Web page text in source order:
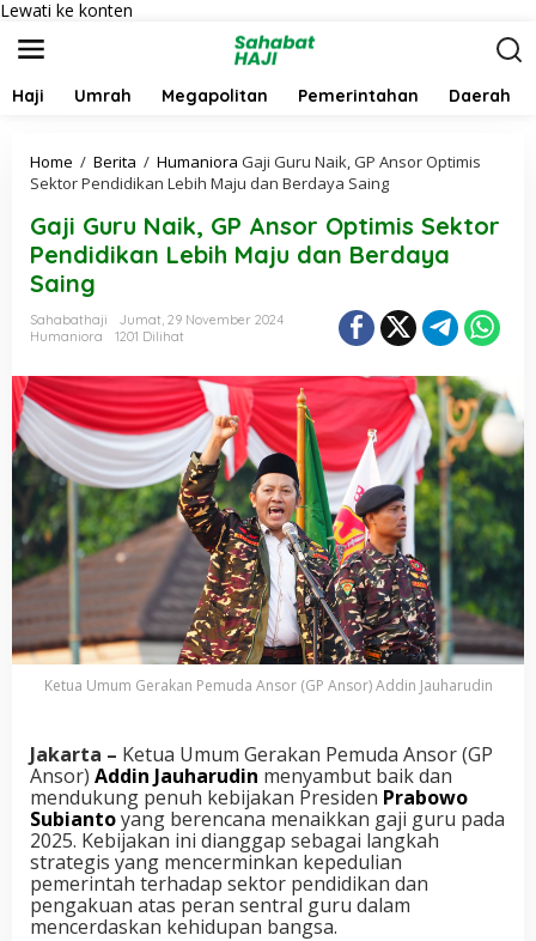
Lewati ke konten
Haji Umrah Megapolitan Pemerintahan Daerah
Home / Berita / Humaniora Gaji Guru Naik, GP Ansor Optimis
Sektor Pendidikan Lebih Maju dan Berdaya Saing
Gaji Guru Naik, GP Ansor Optimis Sektor
Pendidikan Lebih Maju dan Berdaya
Saing
Sahabathaji
Jumat, 29 November 2024
Humaniora
1201 Dilihat
Ketua Umum Gerakan Pemuda Ansor (GP Ansor) Addin Jauharudin
Jakarta – Ketua Umum Gerakan Pemuda Ansor (GP
Ansor) Addin Jauharudin menyambut baik dan
mendukung penuh kebijakan Presiden Prabowo
Subiantoyang berencana menaikkan gaji guru pada
2025. Kebijakan ini dianggap sebagai langkah
strategis yang mencerminkan kepedulian
pemerintah terhadap sektor pendidikan dan
pengakuan atas peran sentral guru dalam
mencerdaskan kehidupan bangsa.